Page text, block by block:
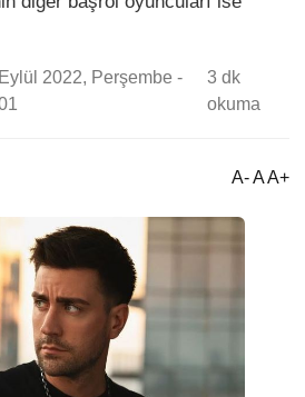
2022, Perşembe -
3 dk
okuma
A- A A+